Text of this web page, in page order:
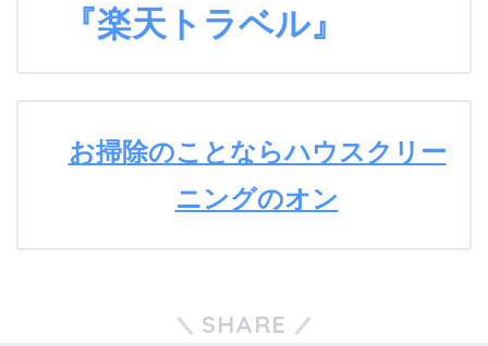
『楽天トラベル』
お掃除のことならハウスクリー
ニングのオン
SHARE